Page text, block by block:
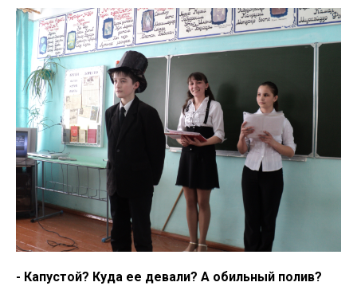
- Капустой? Куда ее девали? А обильный полив?